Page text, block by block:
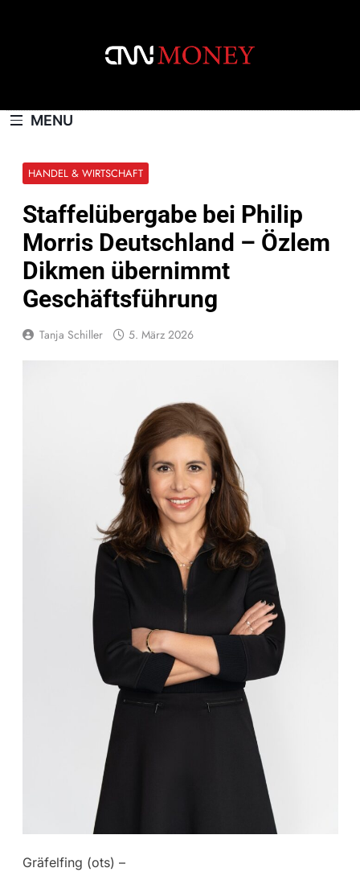
MENU
HANDEL & WIRTSCHAFT
Staffelübergabe bei Philip
Morris Deutschland – Özlem
Dikmen übernimmt
Geschäftsführung
Tanja Schiller 5. März 2026
Gräfelfing (ots) –